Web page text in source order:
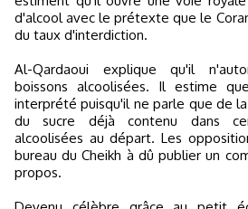
d'alcool avec le prétexte que le
du taux d'interdiction.
Al-Qardaoui explique qu'il
boissons alcoolisées. Il estime
interprété puisqu'il ne parle que de
du sucre déjà contenu dans
alcoolisées au départ. Les
bureau du Cheikh à dû publier un
propos.